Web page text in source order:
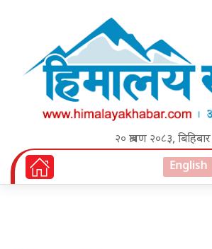
२० श्रावण २०८३,
English